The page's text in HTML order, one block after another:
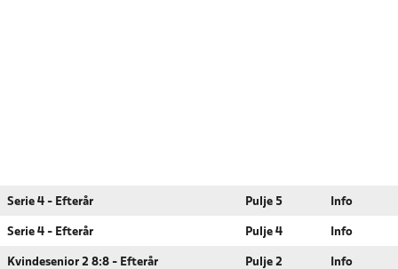
Serie 4 - Efterår Pulje 5 Info
Serie 4 - Efterår Pulje 4 Info
Kvindesenior 2 8:8 - Efterår Pulje 2 Info